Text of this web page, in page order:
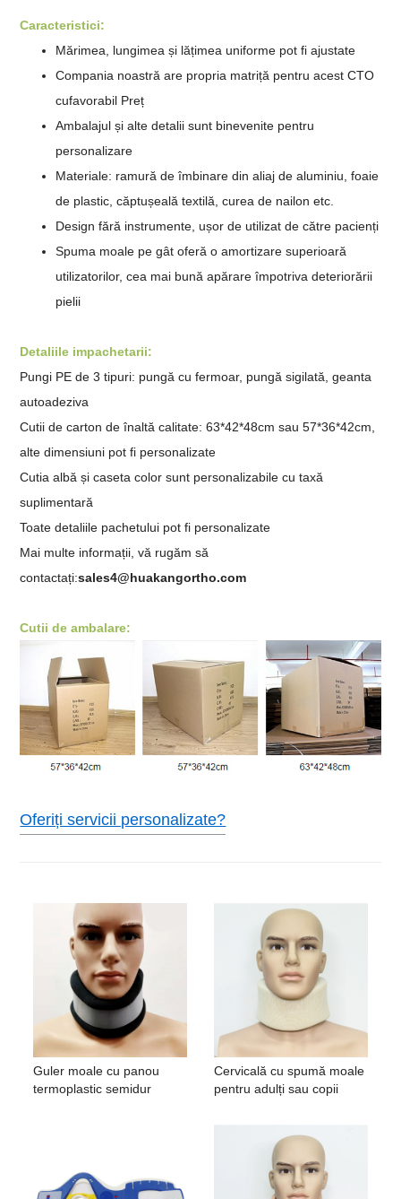
Caracteristici:
Mărimea, lungimea și lățimea uniforme pot fi ajustate
Compania noastră are propria matriță pentru acest CTO
cufavorabil Preț
Ambalajul și alte detalii sunt binevenite pentru
personalizare
Materiale: ramură de îmbinare din aliaj de aluminiu, foaie
de plastic, căptușeală textilă, curea de nailon etc.
Design fără instrumente, ușor de utilizat de către pacienți
Spuma moale pe gât oferă o amortizare superioară
utilizatorilor, cea mai bună apărare împotriva deteriorării
pielii
Detaliile impachetarii:
Pungi PE de 3 tipuri: pungă cu fermoar, pungă sigilată,geanta
autoadeziva
Cutii de carton de înaltă calitate: 63*42*48cm sau 57*36*42cm,
alte dimensiuni pot fi personalizate
Cutia albă și caseta color sunt personalizabile cu taxă
suplimentară
Toate detaliile pachetului pot fi personalizate
Mai multe informații, vă rugăm să
contactați:sales4@huakangortho.com
Cutii de ambalare:
Oferiți servicii personalizate?
Guler moale cu panou
termoplastic semidur
Cervicală cu spumă moale
pentru adulți sau copii